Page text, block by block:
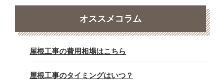
オススメコラム
屋根工事の費用相場はこちら
屋根工事のタイミングはいつ？